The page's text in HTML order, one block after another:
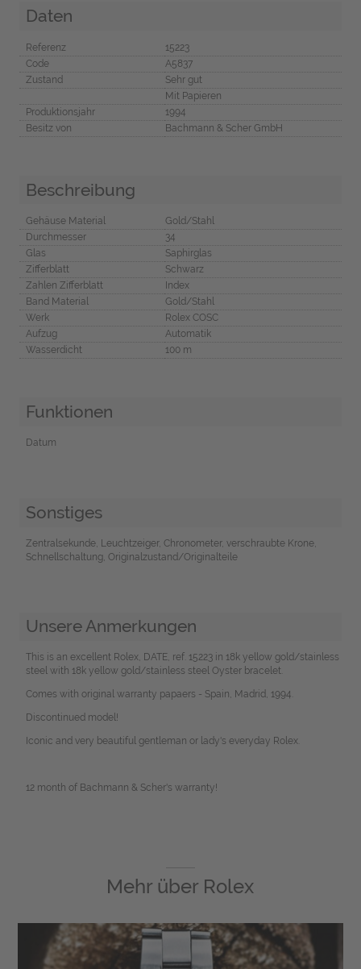
Daten
Referenz
15223
Code
A5837
Zustand
Sehr gut
Mit Papieren
Produktionsjahr
1994
Besitz von
Bachmann & Scher GmbH
Beschreibung
Gehäuse Material
Gold/Stahl
Durchmesser
34
Glas
Saphirglas
Zifferblatt
Schwarz
Zahlen Zifferblatt
Index
Band Material
Gold/Stahl
Werk
Rolex COSC
Aufzug
Automatik
Wasserdicht
100 m
Funktionen
Datum
Sonstiges
Zentralsekunde, Leuchtzeiger, Chronometer, verschraubte Krone,
Schnellschaltung, Originalzustand/Originalteile
Unsere Anmerkungen
This is an excellent Rolex, DATE, ref. 15223 in 18k yellow gold/stainless
steel with 18k yellow gold/stainless steel Oyster bracelet.
Comes with original warranty papaers - Spain, Madrid, 1994.
Discontinued model!
Iconic and very beautiful gentleman or lady's everyday Rolex.
12 month of Bachmann & Scher's warranty!
Mehr über Rolex